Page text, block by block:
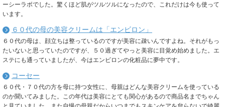
ーシーラボでした。驚くほど肌がツルツルになったので、これだけは今も使って
います。
６０代の母の美容クリームは「エンビロン」
６０代の母は、顔立ちは整っているのですが美容に疎いんですよね。それがもっ
たいないと思っていたのですが、５０過ぎてやっと美容に目覚め始めました。エ
ステにも通っていましたが、今はエンビロンの化粧品に夢中です。
コーセー
６０代・７０代の方を母に持つ女性に、母親はどんな美容クリームを使っている
のか聞いてみました。この年代は美容にとても関心があるので商品名までちゃん